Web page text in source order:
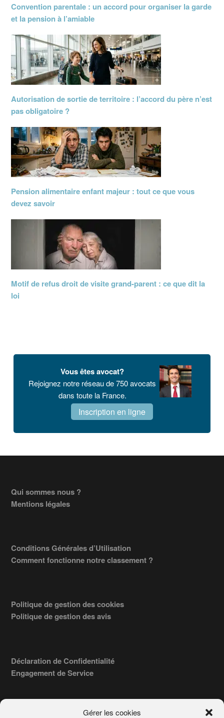
Gérer les cookies
Convention parentale : un accord pour organiser la garde
et la pension à l’amiable
Autorisation de sortie de territoire : l’accord du père n’est
pas obligatoire ?
Pension alimentaire enfant majeur : tout ce que vous
devez savoir
Motif de refus droit de visite grand-parent : ce que dit la
loi
Vous êtes avocat?
Rejoignez notre réseau de 750 avocats
dans toute la France.
Inscription en ligne
Footer
Qui sommes nous ?
Mentions légales
Conditions Générales d’Utilisation
Comment fonctionne notre classement ?
Politique de gestion des cookies
Politique de gestion des avis
Déclaration de Confidentialité
Engagement de Service